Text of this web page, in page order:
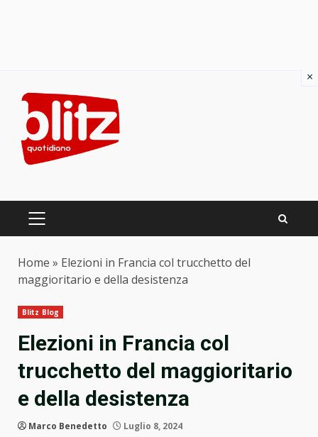
content
PRIMARY
Home » Elezioni in Francia col trucchetto del
maggioritario e della desistenza
Blitz Blog
Elezioni in Francia col
trucchetto del maggioritario
e della desistenza
Marco Benedetto Luglio 8, 2024
×